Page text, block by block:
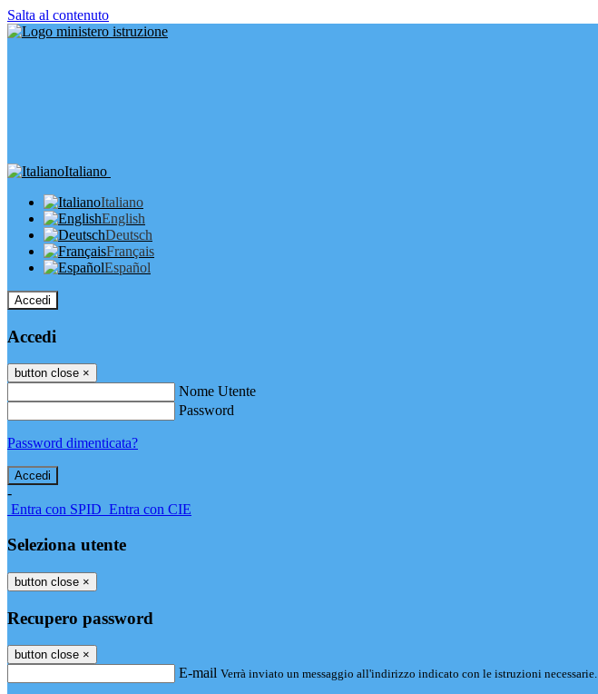
Salta al contenuto
Italiano
Italiano
English
Deutsch
Français
Español
Accedi
Accedi
button close ×
Nome Utente
Password
Password dimenticata?
-
Entra con SPID Entra con CIE
Seleziona utente
button close ×
Recupero password
button close ×
E-mail Verrà inviato un messaggio all'indirizzo indicato con le istruzioni necessarie.